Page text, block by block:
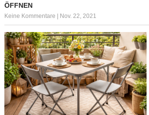
FFNEN
Keine Kommentare Nov. 22, 2021